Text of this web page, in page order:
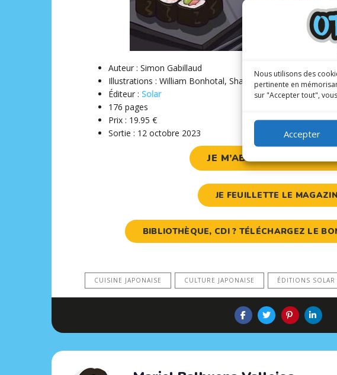
Nous utilisons des
pertinente en
sur "Accepter tout",
Accepter
Auteur : Simon Gabillaud
Illustrations : William Bonhotal, Shanshan Zhu
Éditeur : Solar
176 pages
Prix : 19.95 €
Sortie : 12 octobre 2023
JE M’ABONNE AU
JE FEUILLETTE LE
BIBLIOTHÈQUE, CDI ? TÉLÉCHARGEZ LE
CUISINE JAPONAISE CULTURE JAPONAISE ÉDITIONS SOLAR